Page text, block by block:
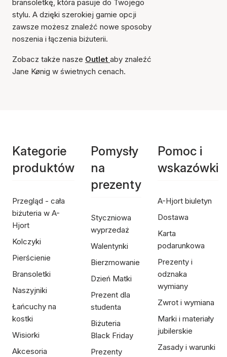
bransoletkę, która pasuje do Twojego
stylu. A dzięki szerokiej gamie opcji
zawsze możesz znaleźć nowe sposoby
noszenia i łączenia biżuterii.
Zobacz także nasze Outlet aby znaleźć
Jane Kønig w świetnych cenach.
Kategorie
produktów
Przegląd - cała
biżuteria w A-
Hjort
Kolczyki
Pierścienie
Bransoletki
Naszyjniki
Łańcuchy na
kostki
Wisiorki
Akcesoria
Pomysły
na
prezenty
Styczniowa
wyprzedaż
Walentynki
Bierzmowanie
Dzień Matki
Prezent dla
studenta
Biżuteria
Black Friday
Prezenty
Pomoc i
wskazówki
A-Hjort biuletyn
Dostawa
Karta
podarunkowa
Prezenty i
odznaka
wymiany
Zwrot i wymiana
Marki i materiały
jubilerskie
Zasady i warunki